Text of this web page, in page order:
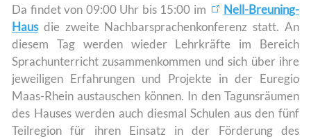
Da findet von 09:00 Uhr bis 15:00 im
Nell-Breuning-
Hausdie zweite Nachbarsprachenkonferenz statt. An
diesem Tag werden wieder Lehrkräfte im Bereich
Sprachunterricht zusammenkommen und sich über ihre
jeweiligen Erfahrungen und Projekte in der Euregio
Maas-Rhein austauschen können. In den Tagunsräumen
des Hauses werden auch diesmal Schulen aus den fünf
Teilregion für ihren Einsatz in der Förderung des